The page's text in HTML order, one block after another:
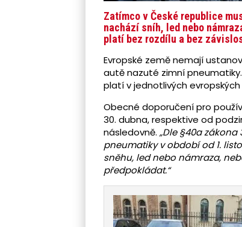
Zatímco v České republice
nachází sníh, led nebo
platí bez rozdílu a bez
Evropské země nemají
autě nazuté zimní
platí v jednotlivých
Obecné doporučení pro
30. dubna, respektive od
následovně. „Dle §40a
pneumatiky v období od 1.
sněhu, led nebo námraza,
předpokládat.“